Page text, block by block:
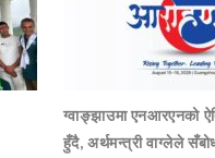
ग्वाङ्झाउमा एनआरएनको
हुँदै, अर्थमन्त्री वाग्लेले